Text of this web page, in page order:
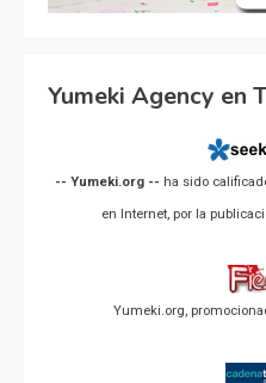
Yumeki Agency en
-- Yumeki.org -- ha sido
en Internet, por la
Yumeki.org,